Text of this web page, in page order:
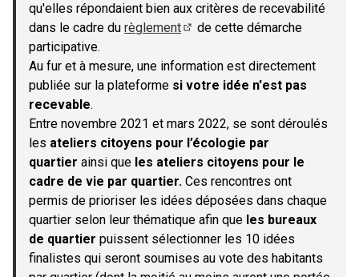
qu'elles répondaient bien aux critères de recevabilité
dans le cadre du règlement
de cette démarche
participative.
Au fur et à mesure, une information est directement
publiée sur la plateforme si votre idée n'est pas
recevable.
Entre novembre 2021 et mars 2022, se sont déroulés
les ateliers citoyens pour l’écologie par
quartier ainsi que les ateliers citoyens pour le
cadre de vie par quartier. Ces rencontres ont
permis de prioriser les idées déposées dans chaque
quartier selon leur thématique afin que les bureaux
de quartier puissent sélectionner les 10 idées
finalistes qui seront soumises au vote des habitants